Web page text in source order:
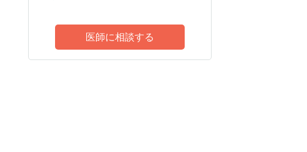
医師に相談する